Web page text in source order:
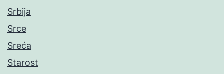
Srbija
Srce
Sreća
Starost